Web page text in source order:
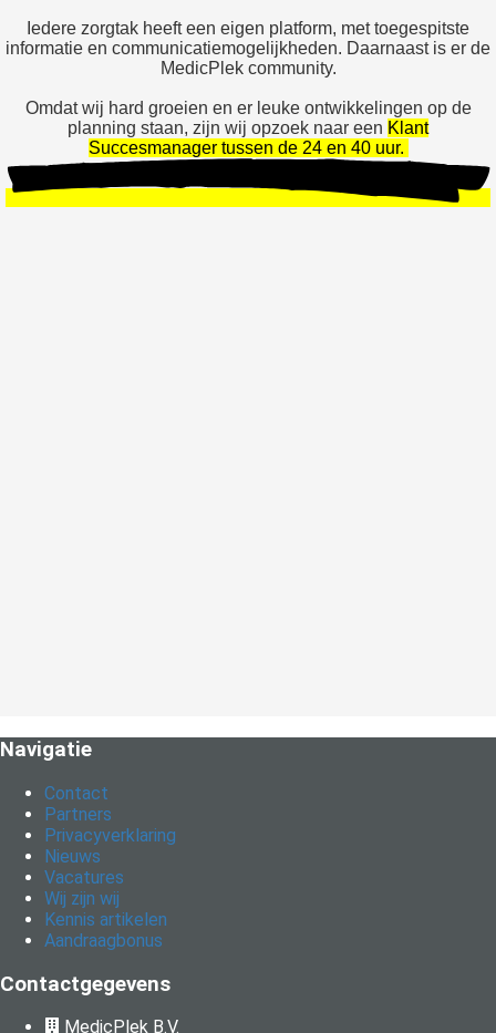
Iedere zorgtak heeft een eigen platform, met toegespitste
informatie en communicatiemogelijkheden. Daarnaast is er de
MedicPlek community.
Omdat wij hard groeien en er leuke ontwikkelingen op de
planning staan, zijn wij opzoek naar een Klant
Succesmanager tussen de 24 en 40 uur.
Navigatie
Contact
Partners
Privacyverklaring
Nieuws
Vacatures
Wij zijn wij
Kennis artikelen
Aandraagbonus
Contactgegevens
MedicPlek B.V.